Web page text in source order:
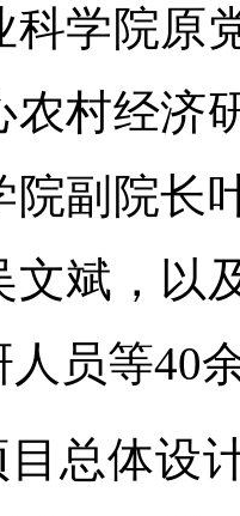
科学院原
农村经济
院副院长
文斌，以
员等40
总体设